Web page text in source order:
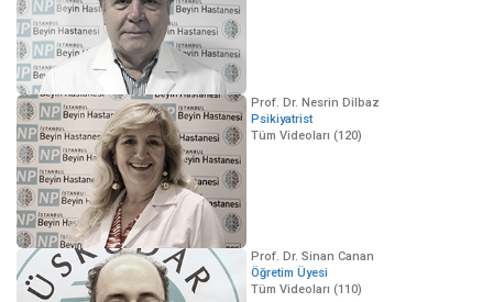
Prof. Dr. Nesrin Dilbaz
Psikiyatrist
Tüm Videoları (120)
Prof. Dr. Sinan Canan
Öğretim Üyesi
Tüm Videoları (110)